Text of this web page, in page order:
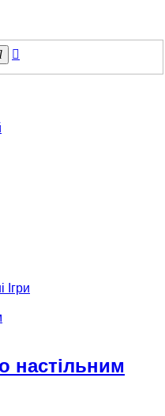
Пошук
Ігри
настільним